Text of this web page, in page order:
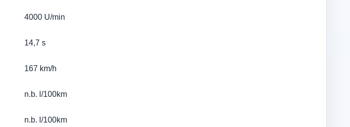
4000 U/min
14,7 s
167 km/h
n.b. l/100km
n.b. l/100km